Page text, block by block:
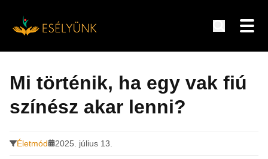
tartalomra
Mi történik, ha egy vak fiú
színész akar lenni?
Életmód 2025. július 13.